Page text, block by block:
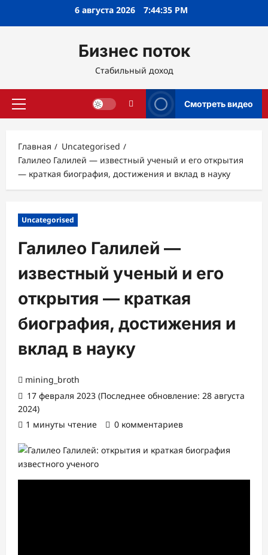
6 августа 2026 7:44:36 PM
Бизнес поток
Стабильный доход
Основное
Смотреть видео
Главная
Uncategorised
Галилео Галилей — известный ученый и его открытия
— краткая биография, достижения и вклад в науку
Uncategorised
Галилео Галилей —
известный ученый и его
открытия — краткая
биография, достижения и
вклад в науку
mining_broth
17 февраля 2023 (Последнее обновление: 28 августа
2024)
1 минуты чтение
0 комментариев